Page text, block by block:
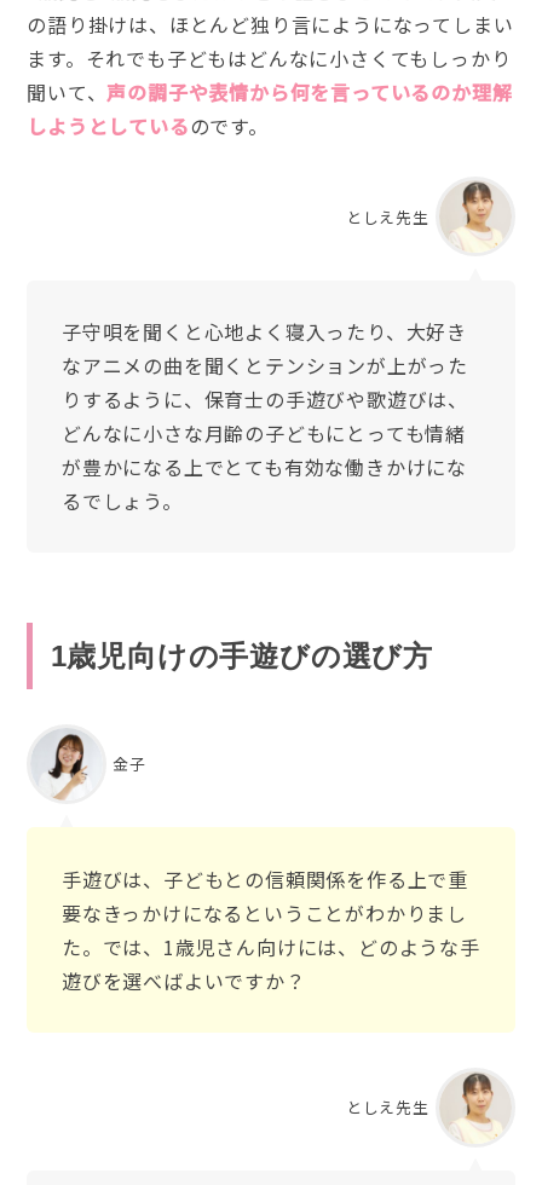
の語り掛けは、ほとんど独り言にようになってしまい
ます。それでも子どもはどんなに小さくてもしっかり
聞いて、 声の調子や表情から何を言っているのか理解
しようとしているのです。
としえ先生
子守唄を聞くと心地よく寝入ったり、大好き
なアニメの曲を聞くとテンションが上がった
りするように、保育士の手遊びや歌遊びは、
どんなに小さな月齢の子どもにとっても情緒
が豊かになる上でとても有効な働きかけにな
るでしょう。
1歳児向けの手遊びの選び方
金子
手遊びは、子どもとの信頼関係を作る上で重
要なきっかけになるということがわかりまし
た。では、1歳児さん向けには、どのような手
遊びを選べばよいですか？
としえ先生